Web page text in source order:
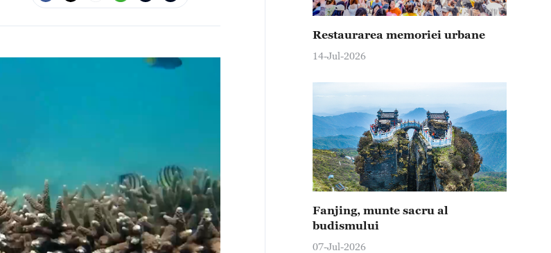
Restaurarea memoriei urbane
14-Jul-2026
Fanjing, munte sacru al
budismului
07-Jul-2026